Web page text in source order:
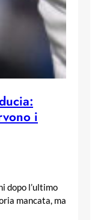
i
dopo l’ultimo
mancata, ma